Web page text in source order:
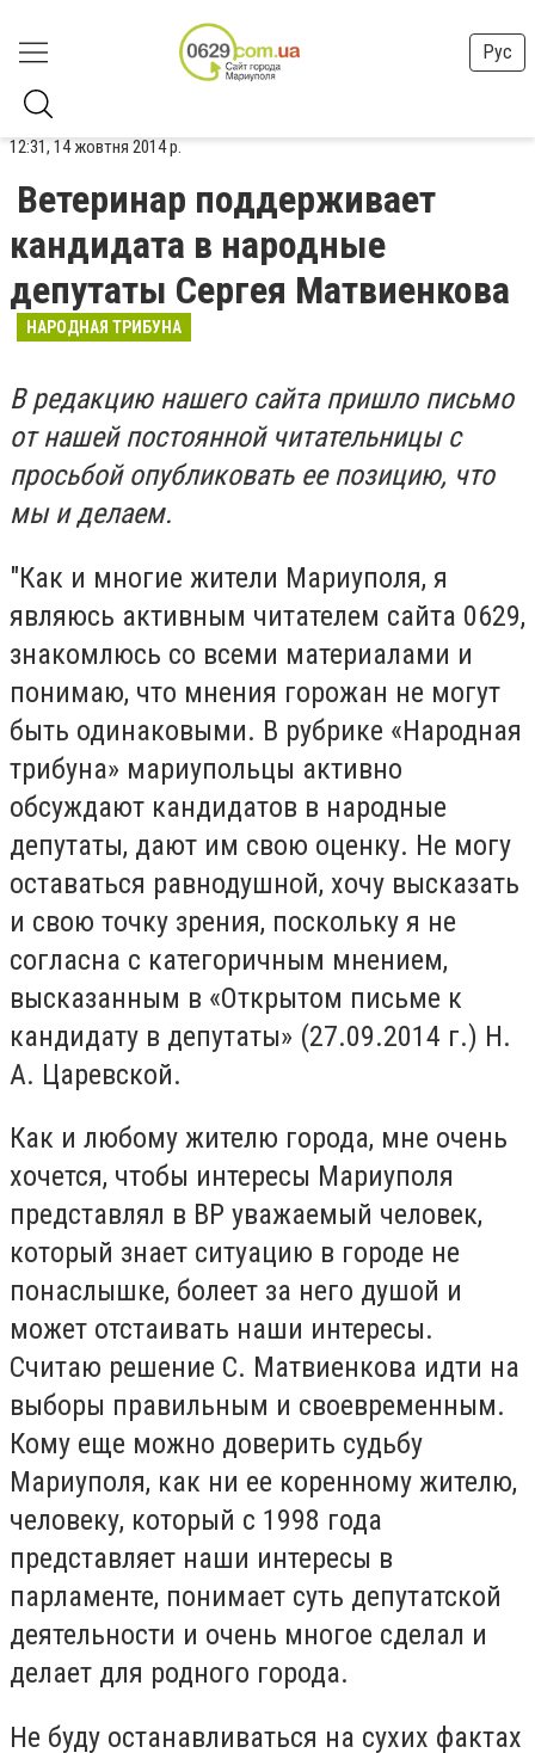
Рус
12:31, 14 жовтня 2014 р.
Ветеринар поддерживает
кандидата в народные
депутаты Сергея Матвиенкова
НАРОДНАЯ ТРИБУНА
В редакцию нашего сайта пришло письмо
от нашей постоянной читательницы с
просьбой опубликовать ее позицию, что
мы и делаем.
"Как и многие жители Мариуполя, я
являюсь активным читателем сайта 0629,
знакомлюсь со всеми материалами и
понимаю, что мнения горожан не могут
быть одинаковыми. В рубрике «Народная
трибуна» мариупольцы активно
обсуждают кандидатов в народные
депутаты, дают им свою оценку. Не могу
оставаться равнодушной, хочу высказать
и свою точку зрения, поскольку я не
согласна с категоричным мнением,
высказанным в «Открытом письме к
кандидату в депутаты» (27.09.2014 г.) Н.
А. Царевской.
Как и любому жителю города, мне очень
хочется, чтобы интересы Мариуполя
представлял в ВР уважаемый человек,
который знает ситуацию в городе не
понаслышке, болеет за него душой и
может отстаивать наши интересы.
Считаю решение С. Матвиенкова идти на
выборы правильным и своевременным.
Кому еще можно доверить судьбу
Мариуполя, как ни ее коренному жителю,
человеку, который с 1998 года
представляет наши интересы в
парламенте, понимает суть депутатской
деятельности и очень многое сделал и
делает для родного города.
Не буду останавливаться на сухих фактах